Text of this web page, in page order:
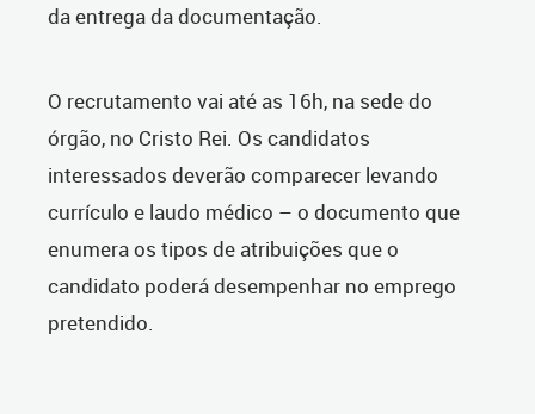
da entrega da documentação.
O recrutamento vai até as 16h, na sede do
órgão, no Cristo Rei. Os candidatos
interessados deverão comparecer levando
currículo e laudo médico – o documento que
enumera os tipos de atribuições que o
candidato poderá desempenhar no emprego
pretendido.